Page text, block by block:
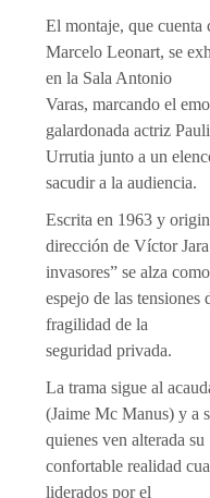
El montaje, que
Marcelo Leonart, se
en la Sala Antonio
Varas, marcando el
galardonada actriz
Urrutia junto a un
sacudir a la audiencia.
Escrita en 1963 y
dirección de Víctor
invasores” se alza
espejo de las tensiones
fragilidad de la
seguridad privada.
La trama sigue al
(Jaime Mc Manus) y a
quienes ven alterada su
confortable realidad
liderados por el